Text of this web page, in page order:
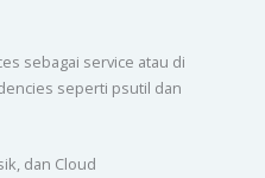
sebagai service atau di
seperti psutil dan
dan Cloud